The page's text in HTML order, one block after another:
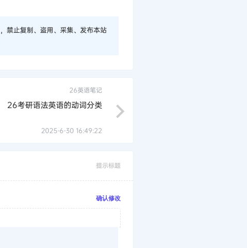
禁止复制、盗用、采集、发布本站
26英语笔记
26考研语法英语的动词分类
2025-6-30 16:49:22
提示标题
确认修改